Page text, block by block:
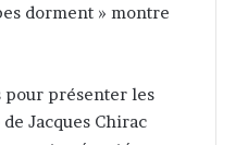
dorment » montre
pour présenter les
Jacques Chirac